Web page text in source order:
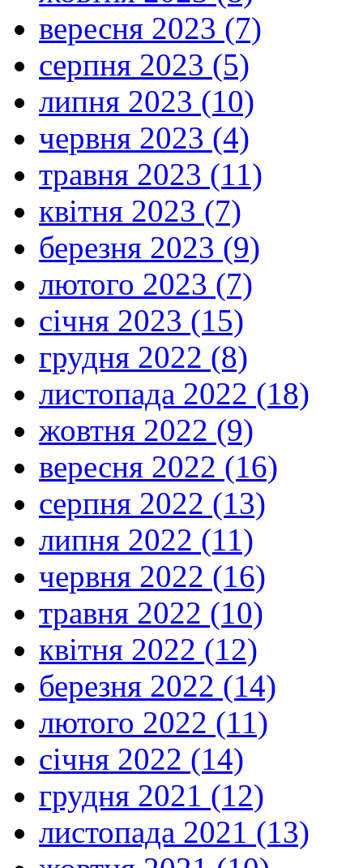
вересня 2023 (7)
серпня 2023 (5)
липня 2023 (10)
червня 2023 (4)
травня 2023 (11)
квітня 2023 (7)
березня 2023 (9)
лютого 2023 (7)
січня 2023 (15)
грудня 2022 (8)
листопада 2022 (18)
жовтня 2022 (9)
вересня 2022 (16)
серпня 2022 (13)
липня 2022 (11)
червня 2022 (16)
травня 2022 (10)
квітня 2022 (12)
березня 2022 (14)
лютого 2022 (11)
січня 2022 (14)
грудня 2021 (12)
листопада 2021 (13)